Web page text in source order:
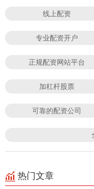
线上配资
专业配资开户
正规配资网站平台
加杠杆股票
可靠的配资公司
热门文章